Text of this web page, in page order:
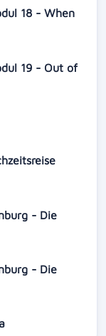
18 - When
19 - Out of
- Die
- Die